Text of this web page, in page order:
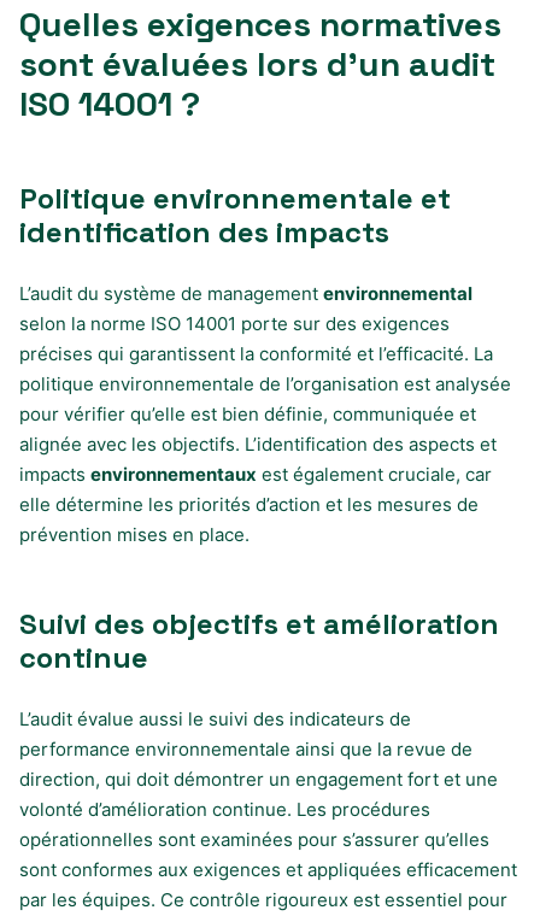
Quelles exigences normatives
sont évaluées lors d’un audit
ISO 14001 ?
Politique environnementale et
identification des impacts
L’audit du système de management environnemental
selon la norme ISO 14001 porte sur des exigences
précises qui garantissent la conformité et l’efficacité. La
politique environnementale de l’organisation est analysée
pour vérifier qu’elle est bien définie, communiquée et
alignée avec les objectifs. L’identification des aspects et
impacts environnementaux est également cruciale, car
elle détermine les priorités d’action et les mesures de
prévention mises en place.
Suivi des objectifs et amélioration
continue
L’audit évalue aussi le suivi des indicateurs de
performance environnementale ainsi que la revue de
direction, qui doit démontrer un engagement fort et une
volonté d’amélioration continue. Les procédures
opérationnelles sont examinées pour s’assurer qu’elles
sont conformes aux exigences et appliquées efficacement
par les équipes. Ce contrôle rigoureux est essentiel pour